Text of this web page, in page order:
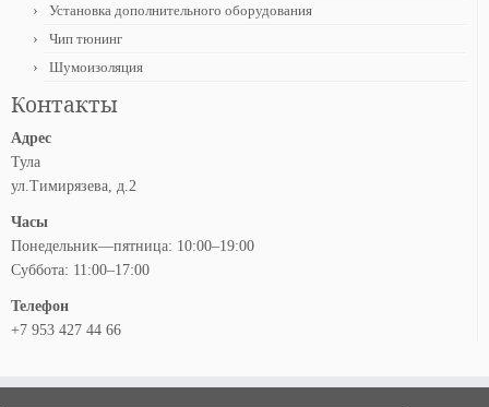
Установка дополнительного оборудования
Чип тюнинг
Шумоизоляция
Контакты
Адрес
Тула
ул.Тимирязева, д.2
Часы
Понедельник—пятница: 10:00–19:00
Суббота: 11:00–17:00
Телефон
+7 953 427 44 66